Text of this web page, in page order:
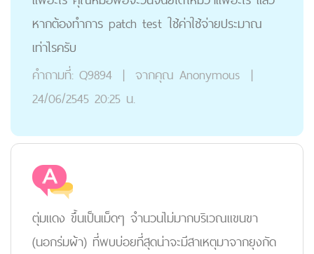
หากต้องทำการ patch test ใช้ค่าใช้จ่ายประมาณ
เท่าไรครับ
คำถามที่: Q9894 | จากคุณ Anonymous |
24/06/2545 20:25 น.
ตุ่มแดง ขึ้นเป็นเม็ดๆ จำนวนไม่มากบริเวณแขนขา
(นอกร่มผ้า) ที่พบบ่อยที่สุดน่าจะมีสาเหตุมาจากยุงกัด